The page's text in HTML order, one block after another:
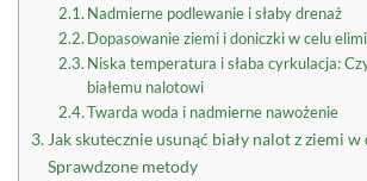
Nadmierne podlewanie i słaby drenaż
Dopasowanie ziemi i doniczki w celu
Niska temperatura i słaba cyrkulacja:
białemu nalotowi
Twarda woda i nadmierne nawożenie
Jak skutecznie usunąć biały nalot z ziemi w
Sprawdzone metody